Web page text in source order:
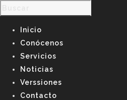
Inicio
Conócenos
Servicios
Noticias
Verssiones
Contacto